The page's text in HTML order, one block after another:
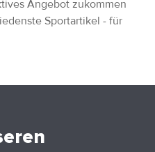
Angebot zukommen
Sportartikel - für